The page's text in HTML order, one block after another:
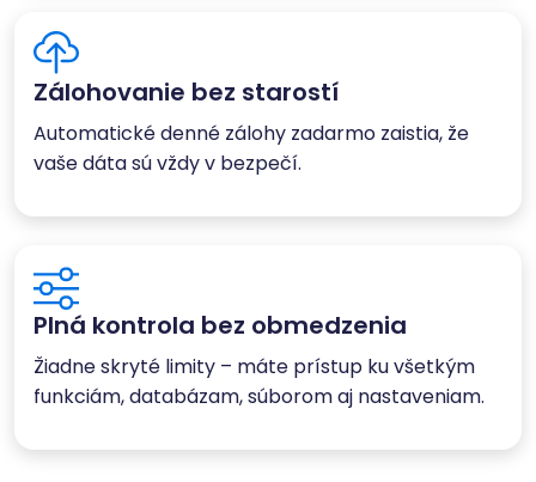
Zálohovanie bez starostí
Automatické denné zálohy zadarmo zaistia, že
vaše dáta sú vždy v bezpečí.
Plná kontrola bez obmedzenia
Žiadne skryté limity – máte prístup ku všetkým
funkciám, databázam, súborom aj nastaveniam.